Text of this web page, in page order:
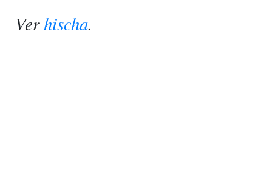
Verhischa.